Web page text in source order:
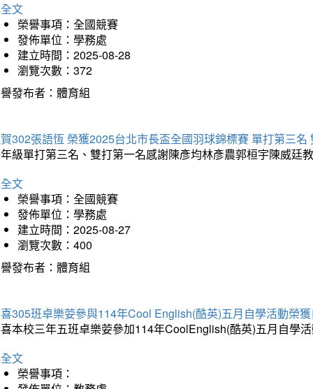
文
榮譽事項：全國競賽
發佈單位：學務處
建立時間：2025-08-28
瀏覽次數：372
發布者：體育組
302張語恆 榮獲2025台北市長盃全國羽球錦標賽 單打第三名
級單打第三名、雙打第一名感謝陳彥均林彥農郭桓宇陳威廷
文
榮譽事項：全國競賽
發佈單位：學務處
建立時間：2025-08-27
瀏覽次數：400
發布者：體育組
305班卓樂荌參與114年Cool English(酷英)五月自學活動榮
本校三年五班卓樂荌參加114年CoolEnglish(酷英)五月自學
文
榮譽事項：